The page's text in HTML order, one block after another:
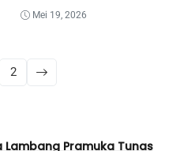
Mei 19, 2026
2
Lambang Pramuka Tunas